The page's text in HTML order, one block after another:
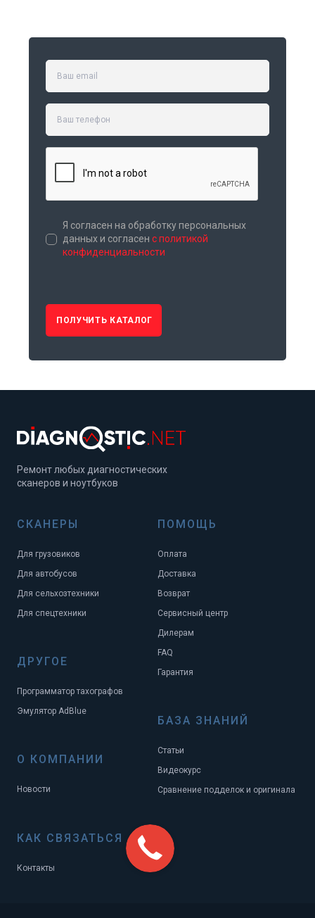
Я согласен на обработку персональных
данных и согласен с политикой
конфиденциальности
ПОЛУЧИТЬ КАТАЛОГ
Ремонт любых диагностических
сканеров и ноутбуков
СКАНЕРЫ
Для грузовиков
Для автобусов
Для сельхозтехники
Для спецтехники
ДРУГОЕ
Программатор тахографов
Эмулятор AdBlue
О КОМПАНИИ
Новости
ПОМОЩЬ
Оплата
Доставка
Возврат
Сервисный центр
Дилерам
FAQ
Гарантия
БАЗА ЗНАНИЙ
Статьи
Видеокурс
Сравнение подделок и оригинала
КАК СВЯЗАТЬСЯ
Контакты